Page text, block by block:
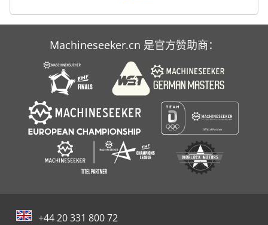
Machineseeker.cn 是官方赞助商：
+44 20 331 800 72